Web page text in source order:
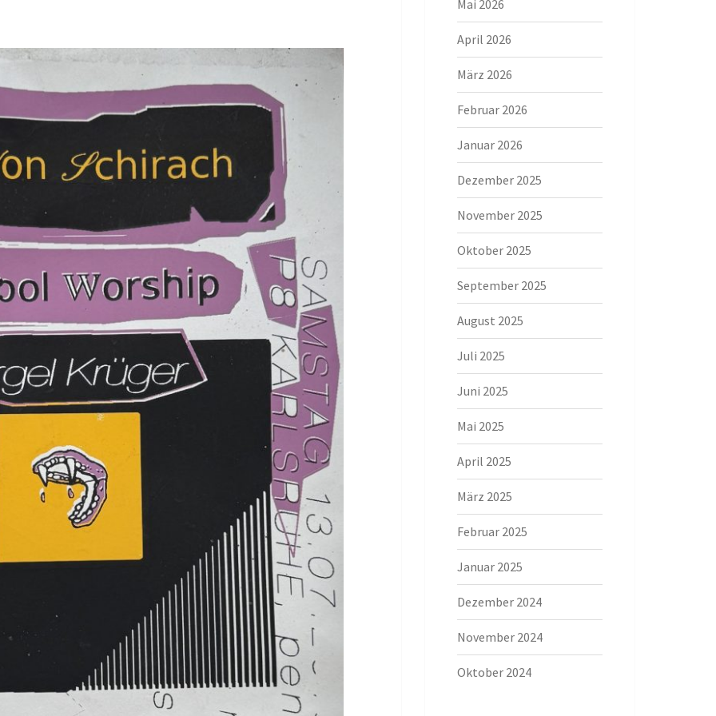
Mai 2026
April 2026
März 2026
Februar 2026
Januar 2026
Dezember 2025
November 2025
Oktober 2025
September 2025
August 2025
Juli 2025
Juni 2025
Mai 2025
April 2025
März 2025
Februar 2025
Januar 2025
Dezember 2024
November 2024
Oktober 2024